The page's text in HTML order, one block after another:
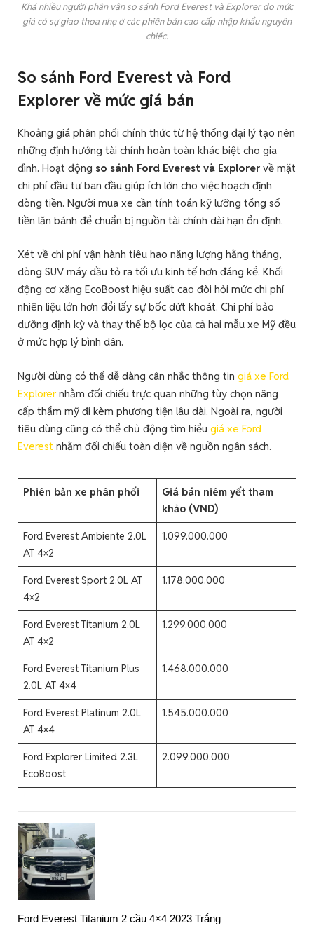
Khá nhiều người phân vân so sánh Ford Everest và Explorer do mức
giá có sự giao thoa nhẹ ở các phiên bản cao cấp nhập khẩu nguyên
chiếc.
So sánh Ford Everest và Ford
Explorer về mức giá bán
Khoảng giá phân phối chính thức từ hệ thống đại lý tạo nên
những định hướng tài chính hoàn toàn khác biệt cho gia
đình. Hoạt động so sánh Ford Everest và Explorer về mặt
chi phí đầu tư ban đầu giúp ích lớn cho việc hoạch định
dòng tiền. Người mua xe cần tính toán kỹ lưỡng tổng số
tiền lăn bánh để chuẩn bị nguồn tài chính dài hạn ổn định.
Xét về chi phí vận hành tiêu hao năng lượng hằng tháng,
dòng SUV máy dầu tỏ ra tối ưu kinh tế hơn đáng kể. Khối
động cơ xăng EcoBoost hiệu suất cao đòi hỏi mức chi phí
nhiên liệu lớn hơn đổi lấy sự bốc dứt khoát. Chi phí bảo
dưỡng định kỳ và thay thế bộ lọc của cả hai mẫu xe Mỹ đều
ở mức hợp lý bình dân.
Người dùng có thể dễ dàng cân nhắc thông tin giá xe Ford
Explorer nhằm đối chiếu trực quan những tùy chọn nâng
cấp thẩm mỹ đi kèm phương tiện lâu dài. Ngoài ra, người
tiêu dùng cũng có thể chủ động tìm hiểu giá xe Ford
Everest nhằm đối chiếu toàn diện về nguồn ngân sách.
Phiên bản xe phân phối
Giá bán niêm yết tham
khảo (VND)
Ford Everest Ambiente 2.0L
AT 4×2
1.099.000.000
Ford Everest Sport 2.0L AT
4×2
1.178.000.000
Ford Everest Titanium 2.0L
AT 4×2
1.299.000.000
Ford Everest Titanium Plus
2.0L AT 4×4
1.468.000.000
Ford Everest Platinum 2.0L
AT 4×4
1.545.000.000
Ford Explorer Limited 2.3L
EcoBoost
2.099.000.000
Ford Everest Titanium 2 cầu 4×4 2023 Trắng